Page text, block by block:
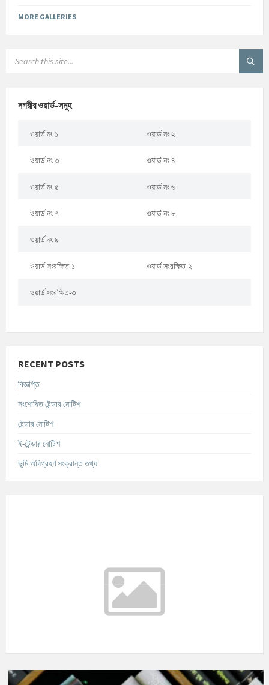
MORE GALLERIES
নগরীর ওয়ার্ড-সমূহ
ওয়ার্ড নং ১ ওয়ার্ড নং ২
ওয়ার্ড নং ৩ ওয়ার্ড নং ৪
ওয়ার্ড নং ৫ ওয়ার্ড নং ৬
ওয়ার্ড নং ৭ ওয়ার্ড নং ৮
ওয়ার্ড নং ৯
ওয়ার্ড সংরক্ষিত-১ ওয়ার্ড সংরক্ষিত-২
ওয়ার্ড সংরক্ষিত-৩
RECENT POSTS
বিজ্ঞপ্তি
সংশোধিত টেন্ডার নোটিশ
টেন্ডার নোটিশ
ই-টেন্ডার নোটিশ
ভূমি অধিগ্রহণ সংক্রান্ত তথ্য